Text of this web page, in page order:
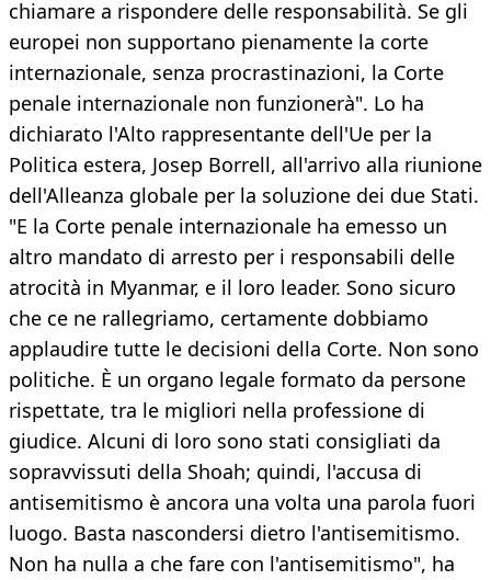
chiamare a rispondere delle responsabilità. Se gli
europei non supportano pienamente la corte
internazionale, senza procrastinazioni, la Corte
penale internazionale non funzionerà". Lo ha
dichiarato l'Alto rappresentante dell'Ue per la
Politica estera, Josep Borrell, all'arrivo alla riunione
dell'Alleanza globale per la soluzione dei due Stati.
"E la Corte penale internazionale ha emesso un
altro mandato di arresto per i responsabili delle
atrocità in Myanmar, e il loro leader. Sono sicuro
che ce ne rallegriamo, certamente dobbiamo
applaudire tutte le decisioni della Corte. Non sono
politiche. È un organo legale formato da persone
rispettate, tra le migliori nella professione di
giudice. Alcuni di loro sono stati consigliati da
sopravvissuti della Shoah; quindi, l'accusa di
antisemitismo è ancora una volta una parola fuori
luogo. Basta nascondersi dietro l'antisemitismo.
Non ha nulla a che fare con l'antisemitismo", ha